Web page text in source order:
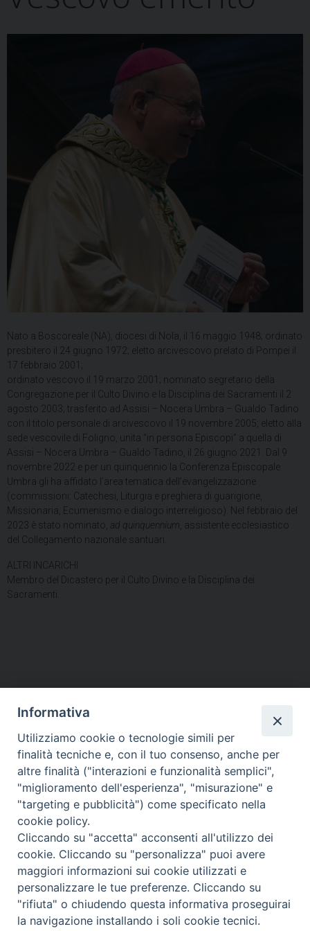
Nato a Boscoreale (NA), diocesi di Nola, il 16 maggio 1948; ordinato
presbitero il 24 giugno 1972; eletto arcivescovo prelato di Pompei il
17 febbraio 2001;
ordinato vescovo il 19 marzo 2001; nominato segretario della
Congregazione per il Culto Divino e la Disciplina dei Sacramenti il 2
agosto 2003; trasferito ad Assisi – Nocera Umbra – Gualdo Tadino
con il titolo personale di arcivescovo il 19 novembre 2005; eletto alla
sede vescovile di Foligno, unita “in persona Episcopi” a quella di
Assisi – Nocera Umbra – Gualdo Tadino, il 26 giugno 2021. Dal 9
novembre 2022 e per un quinquennio la Conferenza Episcopale
Umbra gli ha affidato l’area tematica dell’evangelizzazione
(commissioni: Catechesi, Liturgia e preghiera di guarigione,
Missionaria, Ecumenismo e dialogo interreligioso). Nel febbraio del
2023 è stato nominato,
ad quinquennium , assistente ecclesiastico
del Collegamento nazionale santuari.
ALTRI INCARICHI
Membro del Dicastero per il Culto Divino e la Disciplina dei
Sacramenti.
HOME VESCOVO ORARI MESSE
CURIA VESCOVILE
TUTELA MINORI
UFFICI PASTORALI PERSONE
VITA CONSACRATA
DOCUMENTI
CONTATTI
Copyright © 2018 Diocesi di Foligno /Curia . Piazza Mons. Faloci 3 - 06034
tel. 0742 350473 fax 0742 349021 email: info@diocesidifoligno.it . pec:
diocesidifoligno@pec.it
Informativa
Utilizziamo cookie o tecnologie simili per
finalità tecniche e, con il tuo consenso, anche per
altre finalità ("interazioni e funzionalità semplici",
"miglioramento dell'esperienza", "misurazione" e
"targeting e pubblicità") come specificato nella
cookie policy.
Cliccando su "accetta" acconsenti all'utilizzo dei
cookie. Cliccando su "personalizza" puoi avere
maggiori informazioni sui cookie utilizzati e
personalizzare le tue preferenze. Cliccando su
"rifiuta" o chiudendo questa informativa proseguirai
la navigazione installando i soli cookie tecnici.